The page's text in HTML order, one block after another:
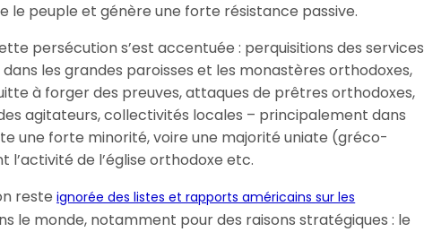
le peuple et génère une forte résistance passive.
persécution s’est accentuée : perquisitions des services
les grandes paroisses et les monastères orthodoxes,
à forger des preuves, attaques de prêtres orthodoxes,
agitateurs, collectivités locales – principalement dans
une forte minorité, voire une majorité uniate (gréco-
l’activité de l’église orthodoxe etc.
resteignorée des listes et rapports américains sur les
le monde, notamment pour des raisons stratégiques : le